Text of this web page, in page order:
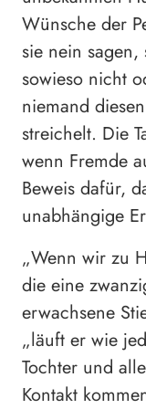
Wünsche der
sie nein
sowieso nicht
niemand
streichelt. Die
wenn Fremde
Beweis dafür,
unabhängige
„Wenn wir zu
die eine
erwachsene
„läuft er wie
Tochter und
Kontakt